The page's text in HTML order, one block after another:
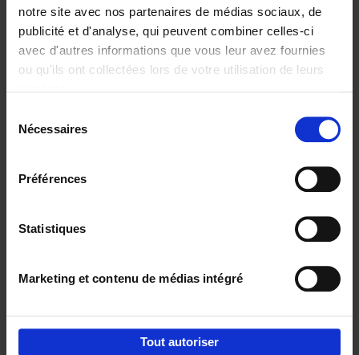
notre site avec nos partenaires de médias sociaux, de
publicité et d'analyse, qui peuvent combiner celles-ci
avec d'autres informations que vous leur avez fournies
ou qu'ils ont collectées lors de votre utilisation de leurs
Nécessaires
Préférences
Statistiques
Marketing et contenu de médias intégré
Tout autoriser
€29,99
Digital marketing like a PRO -
completely revised edition (EN)